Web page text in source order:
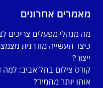
מאמרים אחרונים
מה מנהלי מפעלים צריכים
כיצד תעשייה מודרנית
ייצור?
אותו יותר מתמיד?